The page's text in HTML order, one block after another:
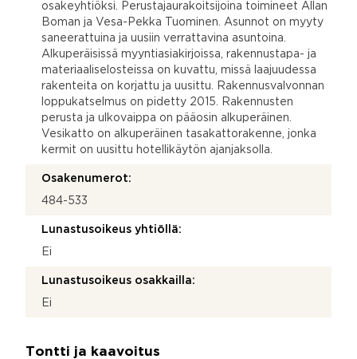
osakeyhtiöksi. Perustajaurakoitsijoina toimineet Allan
Boman ja Vesa-Pekka Tuominen. Asunnot on myyty
saneerattuina ja uusiin verrattavina asuntoina.
Alkuperäisissä myyntiasiakirjoissa, rakennustapa- ja
materiaaliselosteissa on kuvattu, missä laajuudessa
rakenteita on korjattu ja uusittu. Rakennusvalvonnan
loppukatselmus on pidetty 2015. Rakennusten
perusta ja ulkovaippa on pääosin alkuperäinen.
Vesikatto on alkuperäinen tasakattorakenne, jonka
kermit on uusittu hotellikäytön ajanjaksolla.
Osakenumerot:
484-533
Lunastusoikeus yhtiöllä:
Ei
Lunastusoikeus osakkailla:
Ei
Tontti ja kaavoitus